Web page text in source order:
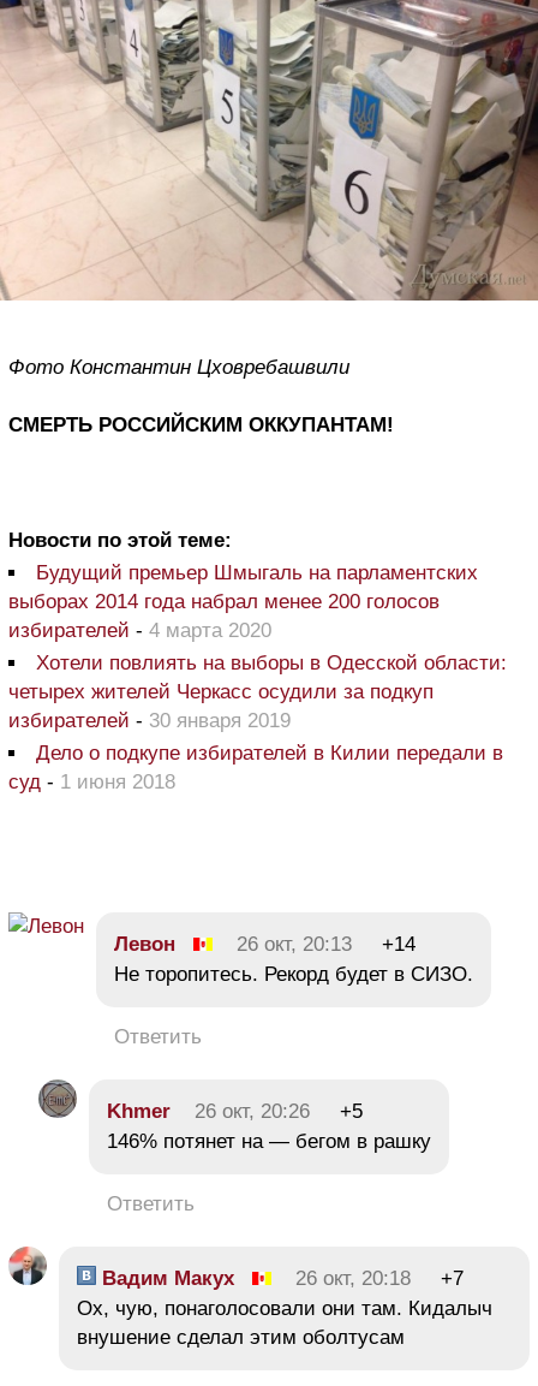
Фото Константин Цховребашвили
СМЕРТЬ РОССИЙСКИМ ОККУПАНТАМ!
Новости по этой теме:
Будущий премьер Шмыгаль на парламентских
выборах 2014 года набрал менее 200 голосов
избирателей - 4 марта 2020
Хотели повлиять на выборы в Одесской области:
четырех жителей Черкасс осудили за подкуп
избирателей - 30 января 2019
Дело о подкупе избирателей в Килии передали в
суд - 1 июня 2018
Левон 26 окт, 20:13
+14
Не торопитесь. Рекорд будет в СИЗО.
Ответить
Khmer 26 окт, 20:26
+5
146% потянет на — бегом в рашку
Ответить
Вадим Макух 26 окт, 20:18
+7
Ох, чую, понаголосовали они там. Кидалыч
внушение сделал этим оболтусам